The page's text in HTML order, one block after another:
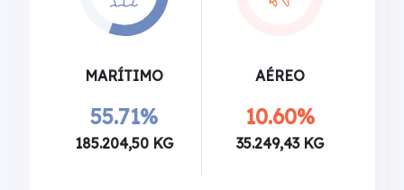
MARÍTIMO
55.71%
185.204,50 KG
AÉREO
10.60%
35.249,43 KG